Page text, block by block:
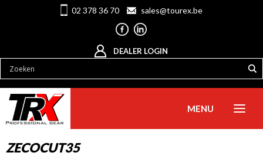
02 378 36 70 sales@tourex.be
DEALER LOGIN
MENU
ZECOCUT35